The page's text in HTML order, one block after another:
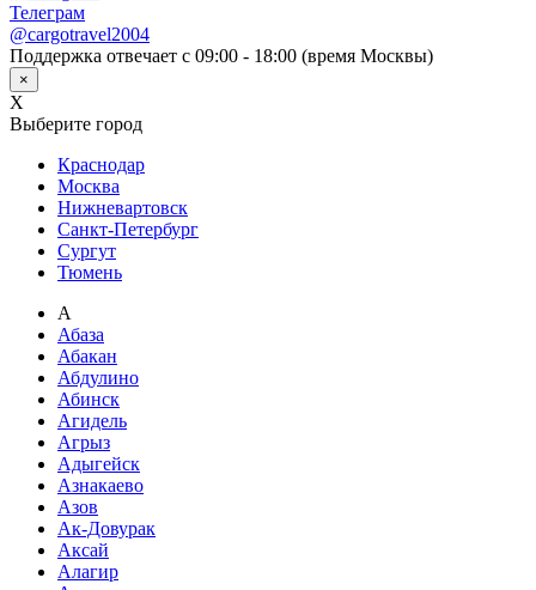
Телеграм
@cargotravel2004
Поддержка отвечает с 09:00 - 18:00 (время Москвы)
×
X
Выберите город
Краснодар
Москва
Нижневартовск
Санкт-Петербург
Сургут
Тюмень
А
Абаза
Абакан
Абдулино
Абинск
Агидель
Агрыз
Адыгейск
Азнакаево
Азов
Ак-Довурак
Аксай
Алагир